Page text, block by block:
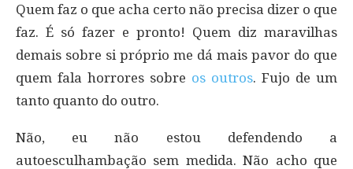
Quem faz o que acha certo não precisa dizer o que
faz. É só fazer e pronto! Quem diz maravilhas
demais sobre si próprio me dá mais pavor do que
quem fala horrores sobre os outros. Fujo de um
tanto quanto do outro.
Não, eu não estou defendendo a
autoesculhambação sem medida. Não acho que